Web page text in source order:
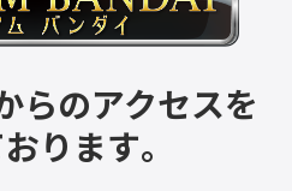
らのアクセスを
ります。